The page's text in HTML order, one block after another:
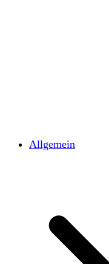
Allgemein